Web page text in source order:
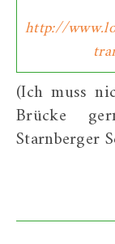
http://
(Ich muss
Brücke
Starnberger